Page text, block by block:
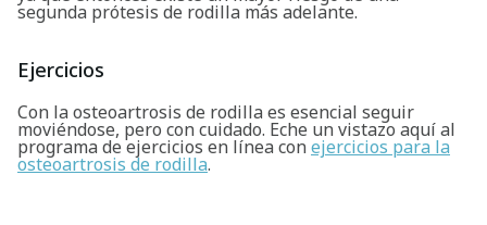
segunda prótesis de rodilla más adelante.
Ejercicios
Con la osteoartrosis de rodilla es esencial seguir
moviéndose, pero con cuidado. Eche un vistazo aquí al
programa de ejercicios en línea con ejercicios para la
osteoartrosis de rodilla.